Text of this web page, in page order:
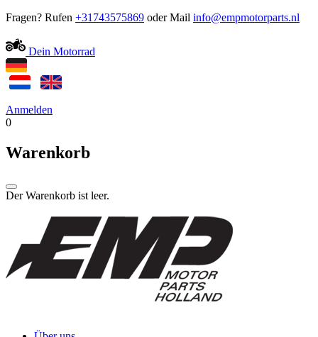
Fragen? Rufen +31743575869 oder Mail
Dein Motorrad
Anmelden
0
Warenkorb
Der Warenkorb ist leer.